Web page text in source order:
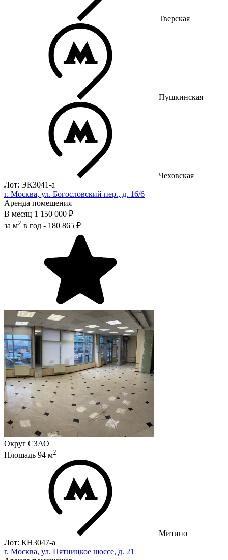
Тверская
Пушкинская
Чеховская
Лот: ЭК3041-a
г. Москва, ул. Богословский пер., д. 16/6
Аренда помещения
В месяц 1 150 000 ₽
за м2 в год - 180 865 ₽
Округ СЗАО
Площадь 94 м2
Митино
Лот: КН3047-a
г. Москва, ул. Пятницкое шоссе, д. 21